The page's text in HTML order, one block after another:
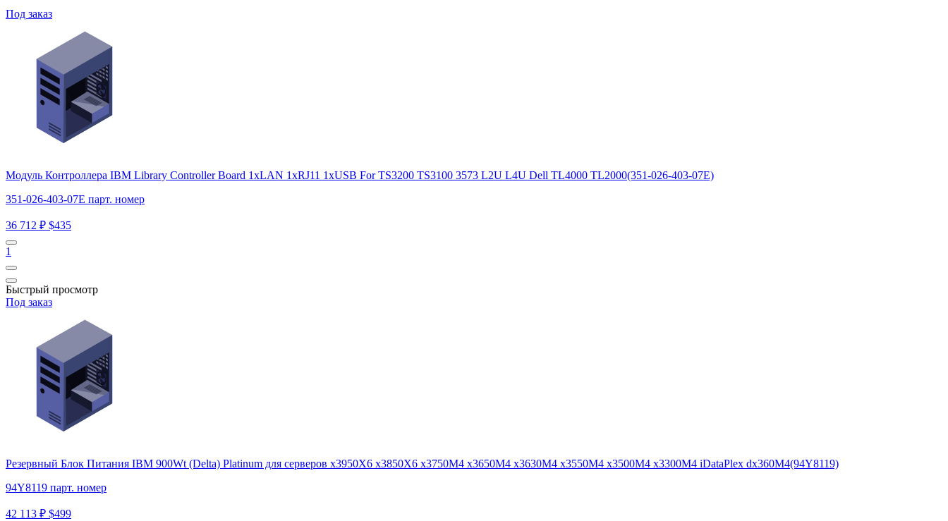
Под заказ
Модуль Контроллера IBM Library Controller Board 1xLAN 1xRJ11 1xUSB For TS3200 TS3100 3573 L2U L4U Dell TL4000 TL2000(351-026-403-07E)
351-026-403-07E парт. номер
36 712 ₽ $435
1
Быстрый просмотр
Под заказ
Резервный Блок Питания IBM 900Wt (Delta) Platinum для серверов x3950X6 x3850X6 x3750M4 x3650M4 x3630M4 x3550M4 x3500M4 x3300M4 iDataPlex dx360M4(94Y8119)
94Y8119 парт. номер
42 113 ₽ $499